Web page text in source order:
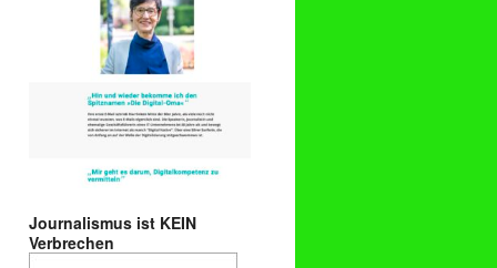
Journalismus ist KEIN
Verbrechen